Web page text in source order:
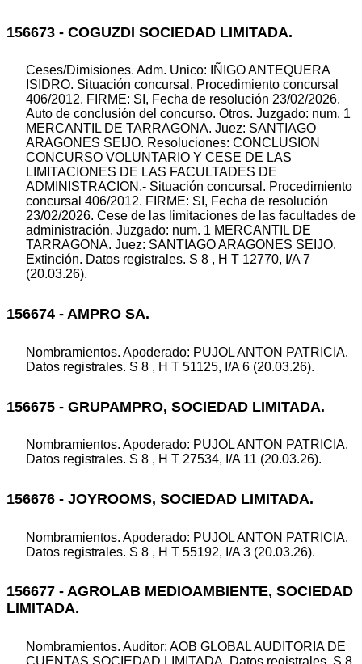
156673 - COGUZDI SOCIEDAD LIMITADA.
Ceses/Dimisiones. Adm. Unico: IÑIGO ANTEQUERA
ISIDRO. Situación concursal. Procedimiento concursal
406/2012. FIRME: SI, Fecha de resolución 23/02/2026.
Auto de conclusión del concurso. Otros. Juzgado: num. 1
MERCANTIL DE TARRAGONA. Juez: SANTIAGO
ARAGONES SEIJO. Resoluciones: CONCLUSION
CONCURSO VOLUNTARIO Y CESE DE LAS
LIMITACIONES DE LAS FACULTADES DE
ADMINISTRACION.- Situación concursal. Procedimiento
concursal 406/2012. FIRME: SI, Fecha de resolución
23/02/2026. Cese de las limitaciones de las facultades de
administración. Juzgado: num. 1 MERCANTIL DE
TARRAGONA. Juez: SANTIAGO ARAGONES SEIJO.
Extinción. Datos registrales. S 8 , H T 12770, I/A 7
(20.03.26).
156674 - AMPRO SA.
Nombramientos. Apoderado: PUJOL ANTON PATRICIA.
Datos registrales. S 8 , H T 51125, I/A 6 (20.03.26).
156675 - GRUPAMPRO, SOCIEDAD LIMITADA.
Nombramientos. Apoderado: PUJOL ANTON PATRICIA.
Datos registrales. S 8 , H T 27534, I/A 11 (20.03.26).
156676 - JOYROOMS, SOCIEDAD LIMITADA.
Nombramientos. Apoderado: PUJOL ANTON PATRICIA.
Datos registrales. S 8 , H T 55192, I/A 3 (20.03.26).
156677 - AGROLAB MEDIOAMBIENTE, SOCIEDAD
LIMITADA.
Nombramientos. Auditor: AOB GLOBAL AUDITORIA DE
CUENTAS SOCIEDAD LIMITADA. Datos registrales. S 8